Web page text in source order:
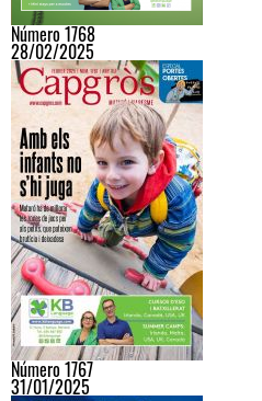
Número 1768
28/02/2025
Número 1767
31/01/2025